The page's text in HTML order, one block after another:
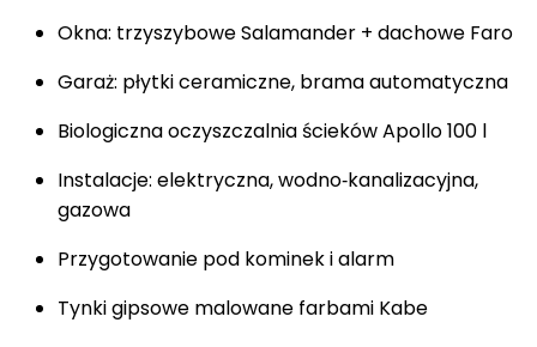
Okna: trzyszybowe Salamander + dachowe Faro
Garaż: płytki ceramiczne, brama automatyczna
Biologiczna oczyszczalnia ścieków Apollo 100 l
Instalacje: elektryczna, wodno‑kanalizacyjna,
gazowa
Przygotowanie pod kominek i alarm
Tynki gipsowe malowane farbami Kabe